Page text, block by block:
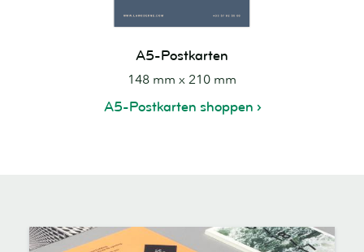
A5-Postkarten
148 mm x 210 mm
A5-Postkarten shoppen